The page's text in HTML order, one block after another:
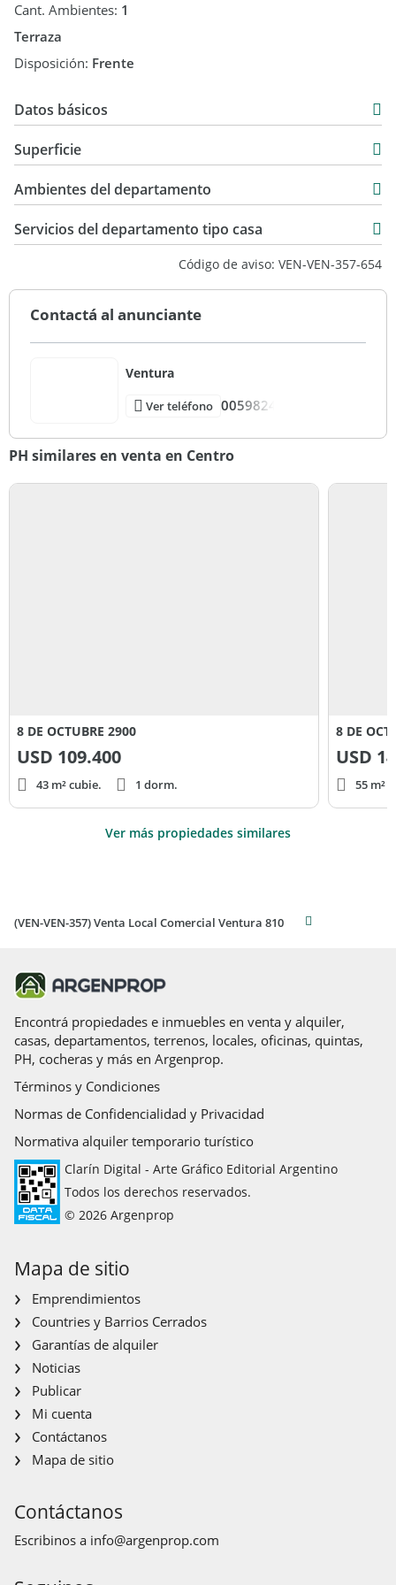
Cant. Ambientes: 1
Terraza
Disposición: Frente
Datos básicos
USD 114.900
Superficie
39 m2
Ambientes del departamento
Servicios del departamento tipo casa
Código de aviso: VEN-VEN-357-654
Contactá al anunciante
Ventura
Ver teléfono 0059824
PH similares en venta en Centro
8 DE OCTUBRE 2900
USD 109.400
43 m² cubie. 1 dorm.
8 DE
USD
55 m²
Ver más propiedades similares
(VEN-VEN-357) Venta Local Comercial Ventura 810
Encontrá propiedades e inmuebles en venta y alquiler,
casas, departamentos, terrenos, locales, oficinas, quintas,
PH, cocheras y más en Argenprop.
Términos y Condiciones
Normas de Confidencialidad y Privacidad
Normativa alquiler temporario turístico
Clarín Digital - Arte Gráfico Editorial Argentino
Todos los derechos reservados.
© 2026 Argenprop
Mapa de sitio
Emprendimientos
Countries y Barrios Cerrados
Garantías de alquiler
Noticias
Publicar
Mi cuenta
Contáctanos
Mapa de sitio
Contáctanos
Escribinos a info@argenprop.com